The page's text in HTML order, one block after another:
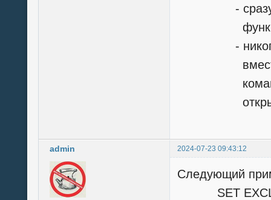
- сразу
функцией
- никогда не
вместо
команды
открытия
admin 2024-07-23 09:43:12
Следующий
SET